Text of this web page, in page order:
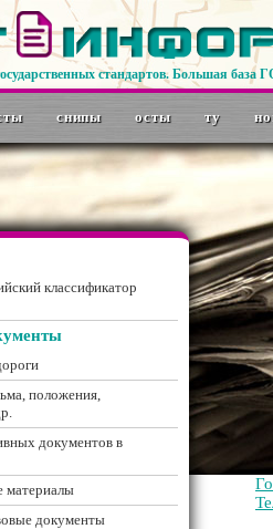
стандартов. Большая база
снипы осты ту
классификатор
положения,
документов в
документы